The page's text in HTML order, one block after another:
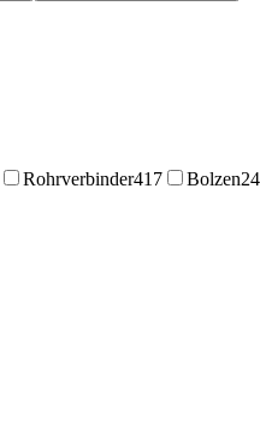
Rohrverbinder417 Bolzen